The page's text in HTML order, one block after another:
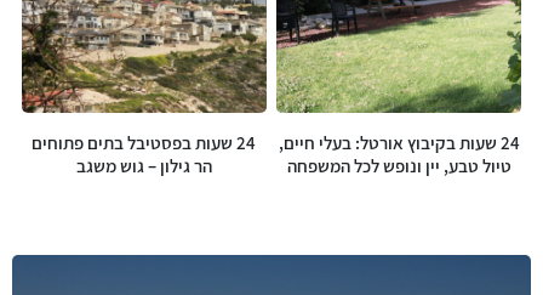
24 שעות בקיבוץ אורטל: בעלי חיים,
טיול טבע, יין ונופש לכל המשפחה
24 שעות בפסטיבל בתים פתוחים
הר גילון – גוש משגב